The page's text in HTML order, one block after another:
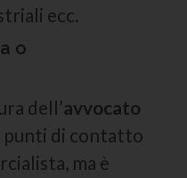
ecc.
o
dell’avvocato
punti di contatto
ma è